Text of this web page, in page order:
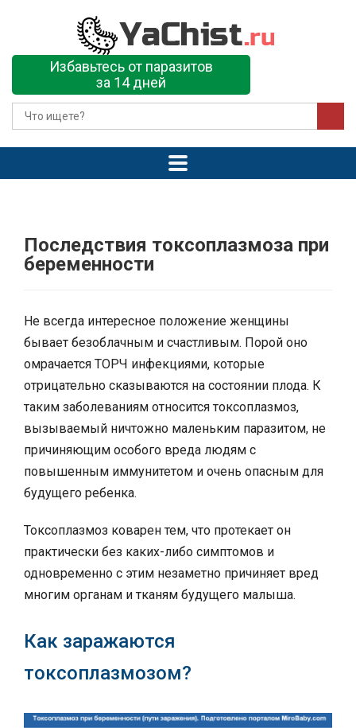
Избавьтесь от паразитов
за 14 дней
Последствия токсоплазмоза при
беременности
Не всегда интересное положение женщины
бывает безоблачным и счастливым. Порой оно
омрачается ТОРЧ инфекциями, которые
отрицательно сказываются на состоянии плода. К
таким заболеваниям относится токсоплазмоз,
вызываемый ничтожно маленьким паразитом, не
причиняющим особого вреда людям с
повышенным иммунитетом и очень опасным для
будущего ребенка.
Токсоплазмоз коварен тем, что протекает он
практически без каких-либо симптомов и
одновременно с этим незаметно причиняет вред
многим органам и тканям будущего малыша.
Как заражаются
токсоплазмозом?